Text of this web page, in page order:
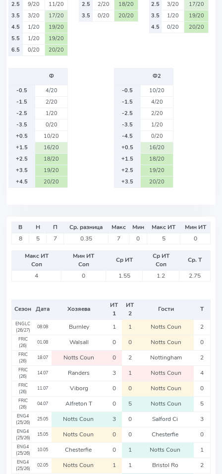
2.5
9/20
11/20
3.5
3/20
17/20
4.5
1/20
19/20
5.5
1/20
19/20
6.5
0/20 20/20
2.5
2/20
18/20
3.5
0/20 20/20
2.5
3/20
17/20
3.5
1/20
19/20
4.5
0/20 20/20
Ф
-0.5
4/20
-1.5
2/20
-2.5
1/20
-3.5
0/20
+0.5
10/20
+1.5
16/20
+2.5
18/20
+3.5
19/20
+4.5
20/20
Ф2
-0.5
10/20
-1.5
4/20
-2.5
2/20
-3.5
1/20
-4.5
0/20
+0.5
16/20
+1.5
18/20
+2.5
19/20
+3.5
20/20
В Н П Ср. разница Макс Мин Макс ИТ
Мин ИТ
8
5 7 0.35 7 0 5 0
Макс ИТ
Соп
Мин ИТ
Соп
Ср ИТ
Ср ИТ
Соп
Ср. Т
4
0 1.55 1.2 2.75
Сезон Дата Хозяева
ИТ
1
ИТ
2
Гости Т
ENGLC
(26/27)
08.08 Burnley 1 1 Notts Coun 2
FRIC
(26)
01.08 Walsall 0 0 Notts Coun 0
FRIC
(26)
18.07 Notts Coun 0 2 Nottingham 2
FRIC
(26)
14.07 Randers 3 1 Notts Coun 4
FRIC
(26)
11.07 Viborg 0 0 Notts Coun 0
FRIC
(26)
04.07 Alfreton T 0 5 Notts Coun 5
ENG4
(25/26)
25.05 Notts Coun 3 0 Salford Ci 3
ENG4
(25/26)
15.05 Notts Coun 0 0 Chesterfie 0
ENG4
(25/26)
10.05 Chesterfie 0 1 Notts Coun 1
ENG4
(25/26)
02.05 Notts Coun 1 1 Bristol Ro 2